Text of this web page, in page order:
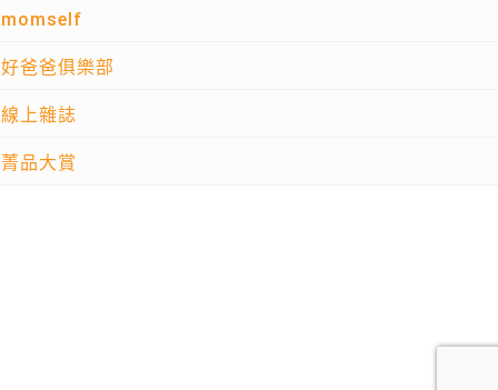
momself
好爸爸俱樂部
線上雜誌
菁品大賞